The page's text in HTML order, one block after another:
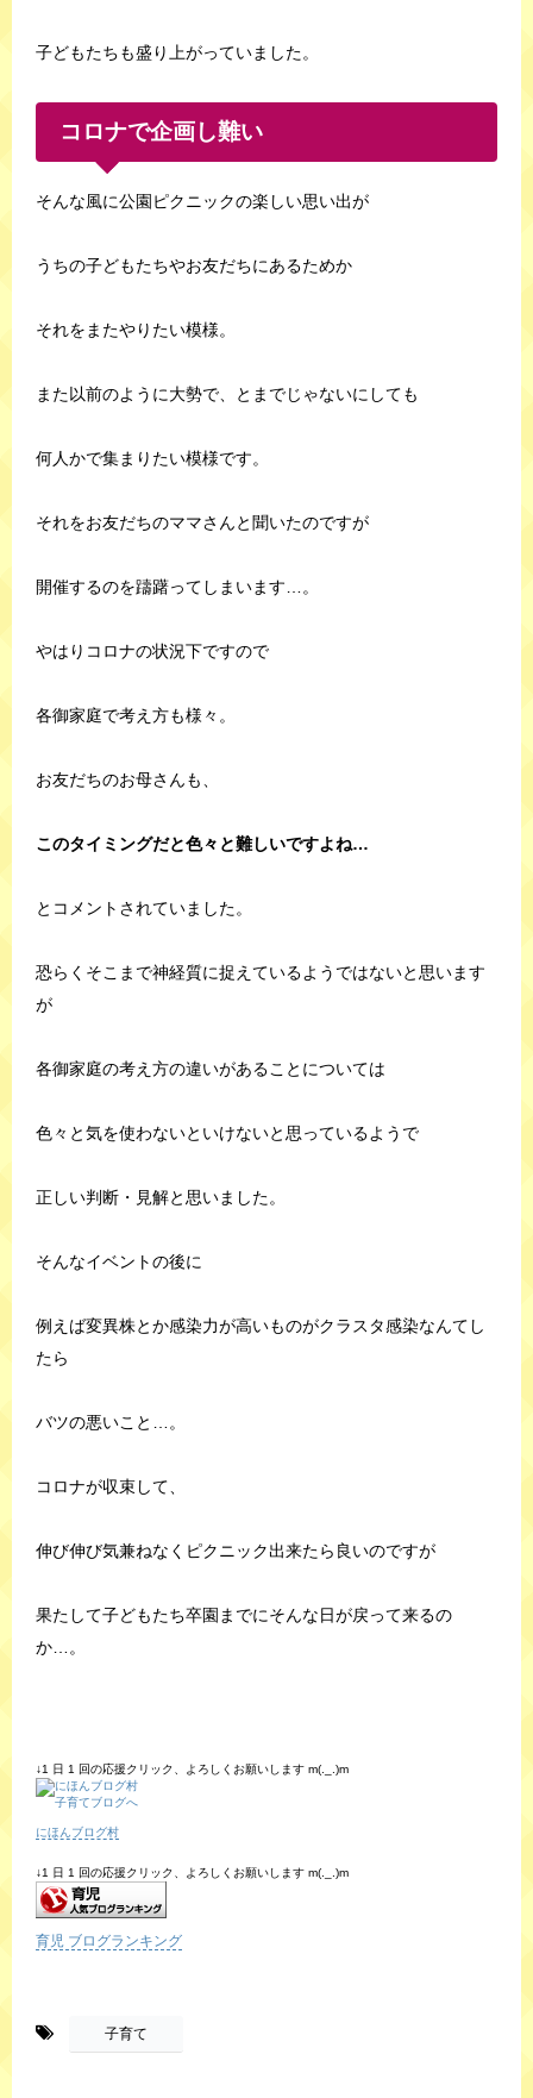
子どもたちも盛り上がっていました。
コロナで企画し難い
そんな風に公園ピクニックの楽しい思い出が
うちの子どもたちやお友だちにあるためか
それをまたやりたい模様。
また以前のように大勢で、とまでじゃないにしても
何人かで集まりたい模様です。
それをお友だちのママさんと聞いたのですが
開催するのを躊躇ってしまいます…。
やはりコロナの状況下ですので
各御家庭で考え方も様々。
お友だちのお母さんも、
このタイミングだと色々と難しいですよね…
とコメントされていました。
恐らくそこまで神経質に捉えているようではないと思います
が
各御家庭の考え方の違いがあることについては
色々と気を使わないといけないと思っているようで
正しい判断・見解と思いました。
そんなイベントの後に
例えば変異株とか感染力が高いものがクラスタ感染なんてし
たら
バツの悪いこと…。
コロナが収束して、
伸び伸び気兼ねなくピクニック出来たら良いのですが
果たして子どもたち卒園までにそんな日が戻って来るの
か…。
↓1 日 1 回の応援クリック、よろしくお願いします m(._.)m
にほんブログ村
↓1 日 1 回の応援クリック、よろしくお願いします m(._.)m
育児 ブログランキング
子育て